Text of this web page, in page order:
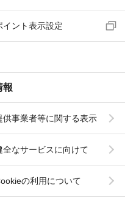
イント表示設定
報
供事業者等に関する表示
全なサービスに向けて
の利用について